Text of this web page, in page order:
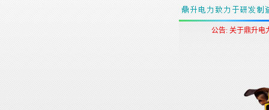
公告: 关于鼎升电
公告：关于